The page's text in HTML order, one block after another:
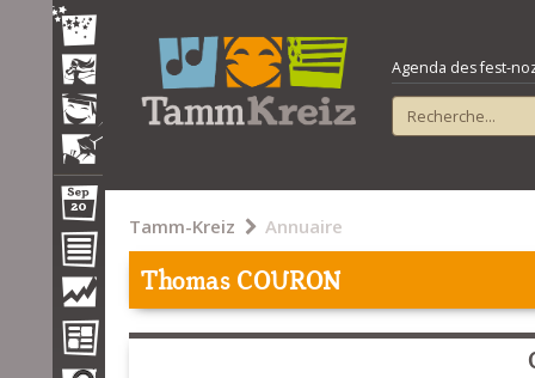
Agenda des fest-
Tamm-Kreiz Annuaire
Thomas COURON